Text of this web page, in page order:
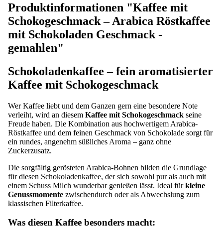
Produktinformationen "Kaffee mit
Schokogeschmack – Arabica Röstkaffee
mit Schokoladen Geschmack -
gemahlen"
Schokoladenkaffee – fein aromatisierter
Kaffee mit Schokogeschmack
Wer Kaffee liebt und dem Ganzen gern eine besondere Note
verleiht, wird an diesem Kaffee mit Schokogeschmack seine
Freude haben. Die Kombination aus hochwertigem Arabica-
Röstkaffee und dem feinen Geschmack von Schokolade sorgt für
ein rundes, angenehm süßliches Aroma – ganz ohne
Zuckerzusatz.
Die sorgfältig gerösteten Arabica-Bohnen bilden die Grundlage
für diesen Schokoladenkaffee, der sich sowohl pur als auch mit
einem Schuss Milch wunderbar genießen lässt. Ideal fürkleine
Genussmomente zwischendurch oder als Abwechslung zum
klassischen Filterkaffee.
Was diesen Kaffee besonders macht: